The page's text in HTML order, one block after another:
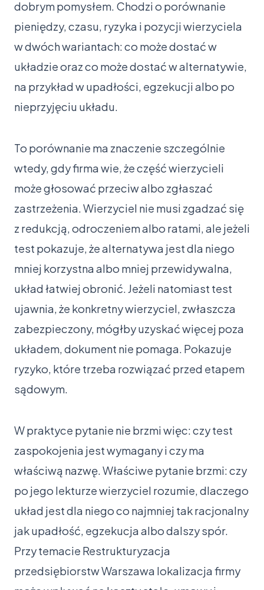
dobrym pomysłem. Chodzi o porównanie
pieniędzy, czasu, ryzyka i pozycji wierzyciela
w dwóch wariantach: co może dostać w
układzie oraz co może dostać w alternatywie,
na przykład w upadłości, egzekucji albo po
nieprzyjęciu układu.
To porównanie ma znaczenie szczególnie
wtedy, gdy firma wie, że część wierzycieli
może głosować przeciw albo zgłaszać
zastrzeżenia. Wierzyciel nie musi zgadzać się
z redukcją, odroczeniem albo ratami, ale jeżeli
test pokazuje, że alternatywa jest dla niego
mniej korzystna albo mniej przewidywalna,
układ łatwiej obronić. Jeżeli natomiast test
ujawnia, że konkretny wierzyciel, zwłaszcza
zabezpieczony, mógłby uzyskać więcej poza
układem, dokument nie pomaga. Pokazuje
ryzyko, które trzeba rozwiązać przed etapem
sądowym.
W praktyce pytanie nie brzmi więc: czy test
zaspokojenia jest wymagany i czy ma
właściwą nazwę. Właściwe pytanie brzmi: czy
po jego lekturze wierzyciel rozumie, dlaczego
układ jest dla niego co najmniej tak racjonalny
jak upadłość, egzekucja albo dalszy spór.
Przy temacie Restrukturyzacja
przedsiębiorstw Warszawa lokalizacja firmy